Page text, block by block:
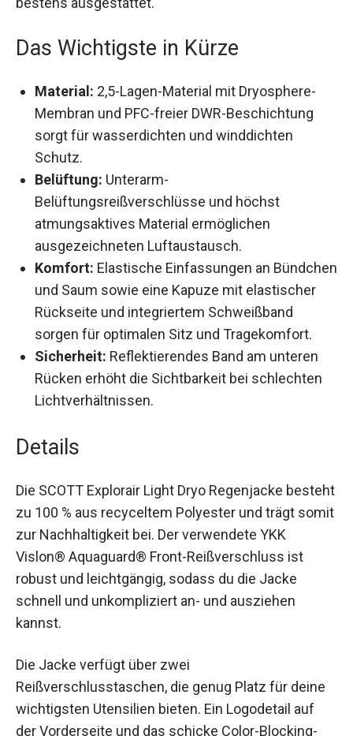
Das Wichtigste in Kürze
Membran und PFC-freier DWR-Beschichtung
sorgt für wasserdichten und winddichten
Schutz.
Belüftung:
Belüftungsreißverschlüsse und höchst
atmungsaktives Material ermöglichen
ausgezeichneten Luftaustausch.
Komfort:Elastische Einfassungen an
Bündchen und Saum sowie eine Kapuze mit
elastischer Rückseite und integriertem
Schweißband sorgen für optimalen Sitz und
Tragekomfort.
Sicherheit: Reflektierendes Band am unteren
Rücken erhöht die Sichtbarkeit bei schlechten
Lichtverhältnissen.
Details
Die SCOTT Explorair Light Dryo Regenjacke
besteht zu 100 % aus recyceltem Polyester und
trägt somit zur Nachhaltigkeit bei. Der
verwendete YKK Vislon® Aquaguard® Front-
Reißverschluss ist robust und leichtgängig,
sodass du die Jacke schnell und unkompliziert
an- und ausziehen kannst.
Die Jacke verfügt über zwei
Reißverschlusstaschen, die genug Platz für deine
wichtigsten Utensilien bieten. Ein Logodetail auf